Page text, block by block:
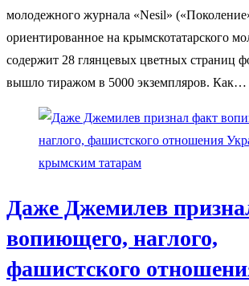
молодежного журнала «Nesil»
ориентированное на крымскотатарского
содержит 28 глянцевых цветных страниц
вышло тиражом в 5000 экземпляров. Как…
Даже Джемилев
вопиющего, наглого,
фашистского